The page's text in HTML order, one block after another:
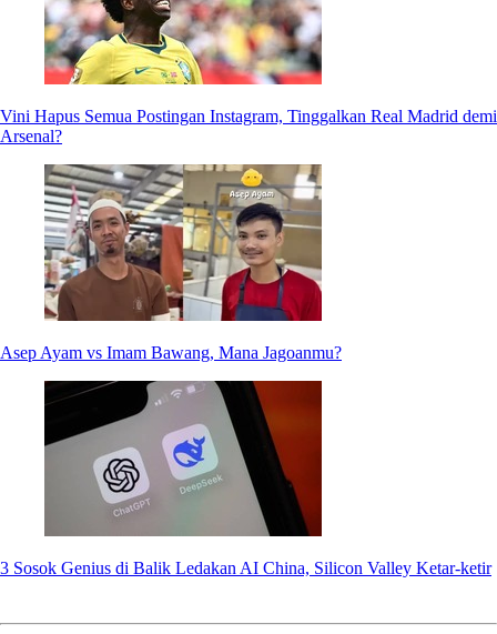
Vini Hapus Semua Postingan Instagram, Tinggalkan Real Madrid demi
Arsenal?
Asep Ayam vs Imam Bawang, Mana Jagoanmu?
3 Sosok Genius di Balik Ledakan AI China, Silicon Valley Ketar-ketir